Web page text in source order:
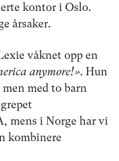
kontor i Oslo.
årsaker.
våknet opp en
anymore!». Hun
med to barn
mens i Norge har vi
kombinere